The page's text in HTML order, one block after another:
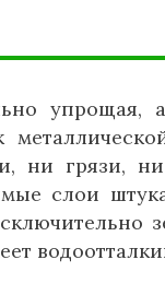
упрощая,
ни грязи,
слои